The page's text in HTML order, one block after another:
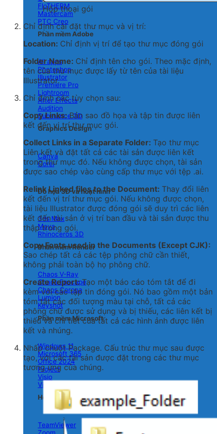
FloTHERM
Mastercam
PTC Creo
Phần mềm Adobe
All apps
Photoshop
Illustrator
Premiere Pro
Lightroom
After Effects
Audition
Substance 3D
Graphics Design
Canva
Corel
Đồ họa 3D và hoạt hình
3ds Max
Maya
Rhinoceros 3D
Phần mềm Render
Chaos V-Ray
Chaos Enscape
Chaos Corona
Lumion
Keyshot
Phần mềm Microsoft
Windows 11
Microsoft 365
Office 2024
Project
Visio
Visual Studio
Họp & Remote Desktop
TeamViewer
Zoom
Hộp thoại gói
Chỉ định cài đặt thư mục và vị trí:
Location: Chỉ định vị trí để tạo thư mục đóng gói
Folder Name: Chỉ định tên cho gói. Theo mặc định,
tên của thư mục được lấy từ tên của tài liệu
Illustrator.
Chỉ định các tùy chọn sau:
Copy Links:Bản sao đồ họa và tập tin được liên
kết đến vị trí thư mục gói.
Collect Links in a Separate Folder: Tạo thư mục
Liên kết và đặt tất cả các tài sản được liên kết
trong thư mục đó. Nếu không được chọn, tài sản
được sao chép vào cùng cấp thư mục với tệp .ai.
Relink Linked files to the Document: Thay đổi liên
kết đến vị trí thư mục gói. Nếu không được chọn,
tài liệu Illustrator được đóng gói sẽ duy trì các liên
kết đến tài sản ở vị trí ban đầu và tài sản được thu
thập trong gói.
Copy Fonts used in the Documents (Except CJK):
Sao chép tất cả các tệp phông chữ cần thiết,
không phải toàn bộ họ phông chữ.
Create Report:Tạo một báo cáo tóm tắt để đi
kèm với các tập tin đóng gói. Nó bao gồm một bản
tóm tắt các đối tượng màu tại chỗ, tất cả các
phông chữ được sử dụng và bị thiếu, các liên kết bị
thiếu và chi tiết của tất cả các hình ảnh được liên
kết và nhúng.
Nhấp chuột Package. Cấu trúc thư mục sau được
tạo, với các tài sản được đặt trong các thư mục
tương ứng của chúng.